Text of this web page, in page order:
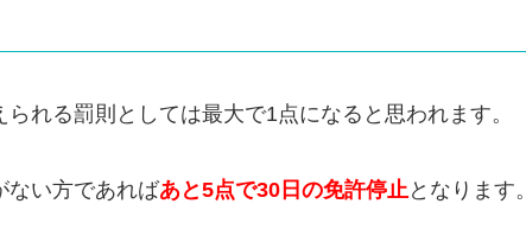
れる罰則としては最大で1点になると思われます。
ない方であればあと5点で30日の免許停止となります。